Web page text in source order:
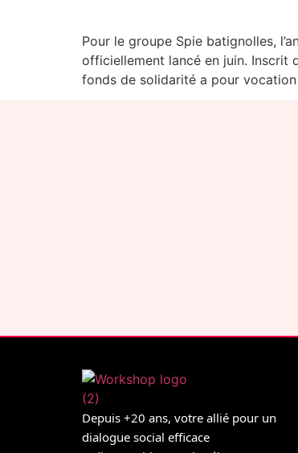
Pour le groupe Spie batignolles,
officiellement lancé en juin. Inscrit
fonds de solidarité a pour
Depuis +20 ans, votre allié pour un
dialogue social efficace